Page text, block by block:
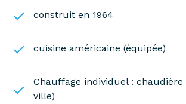
construit en 1964
cuisine américaine (équipée)
Chauffage individuel : chaudière
ville)